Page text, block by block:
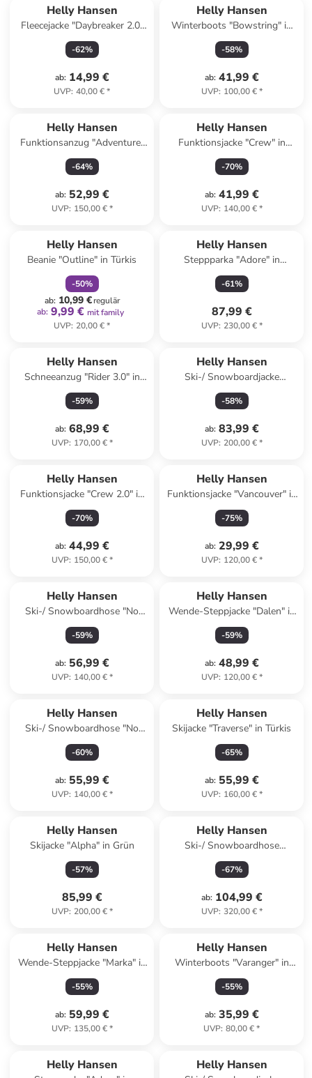
Helly Hansen
Fleecejacke "Daybreaker 2.0"
in Türkis
-62%
ab: 14,99 €
UVP: 40,00 €*
Helly Hansen
Winterboots "Bowstring" in
Blau
-58%
ab: 41,99 €
UVP: 100,00 €*
Helly Hansen
Funktionsanzug "Adventure"
in Dunkelblau
-64%
ab: 52,99 €
UVP: 150,00 €*
Helly Hansen
Funktionsjacke "Crew" in
Schwarz
-70%
ab: 41,99 €
UVP: 140,00 €*
Helly Hansen
Beanie "Outline" in Türkis
-50%
ab: 10,99 €regulär
ab: 9,99 € mit family
UVP: 20,00 €*
Helly Hansen
Steppparka "Adore" in
Schwarz
-61%
87,99 €
UVP: 230,00 €*
Helly Hansen
Schneeanzug "Rider 3.0" in
Dunkelblau
-59%
ab: 68,99 €
UVP: 170,00 €*
Helly Hansen
Ski-/ Snowboardjacke
"Kvitfjell Race" in Khaki
-58%
ab: 83,99 €
UVP: 200,00 €*
Helly Hansen
Funktionsjacke "Crew 2.0" in
Weiß
-70%
ab: 44,99 €
UVP: 150,00 €*
Helly Hansen
Funktionsjacke "Vancouver" in
Hellblau/ Schwarz
-75%
ab: 29,99 €
UVP: 120,00 €*
Helly Hansen
Ski-/ Snowboardhose "No
Limits 2.0" in Schwarz
-59%
ab: 56,99 €
UVP: 140,00 €*
Helly Hansen
Wende-Steppjacke "Dalen" in
Blau/ Grün
-59%
ab: 48,99 €
UVP: 120,00 €*
Helly Hansen
Ski-/ Snowboardhose "No
Limits 2.0" in Dunkelblau
-60%
ab: 55,99 €
UVP: 140,00 €*
Helly Hansen
Skijacke "Traverse" in Türkis
-65%
ab: 55,99 €
UVP: 160,00 €*
Helly Hansen
Skijacke "Alpha" in Grün
-57%
85,99 €
UVP: 200,00 €*
Helly Hansen
Ski-/ Snowboardhose
"Powderqueen" in Grau
-67%
ab: 104,99 €
UVP: 320,00 €*
Helly Hansen
Wende-Steppjacke "Marka" in
Grün/ Blau
-55%
ab: 59,99 €
UVP: 135,00 €*
Helly Hansen
Winterboots "Varanger" in
Schwarz
-55%
ab: 35,99 €
UVP: 80,00 €*
Helly Hansen Helly Hansen